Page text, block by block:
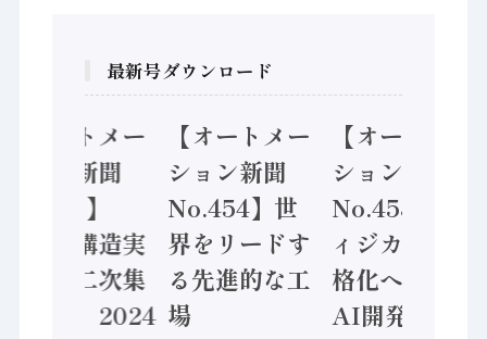
最新号ダウンロード
【オートメー
ション新聞
No.455】
「経済構造実
態調査二次集
計結果」2024
【オートメー
ション新聞
No.454】世
界をリードす
る先進的な工
場
【オートメー
ション新聞
No.453】フ
ィジカルAI本
格化へ 国産
AI開発や社会